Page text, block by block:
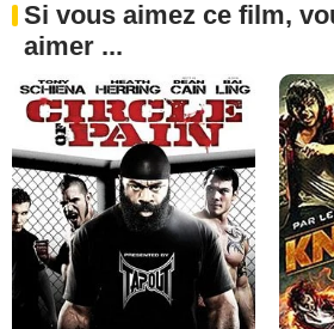
Si vous aimez ce film,
aimer ...